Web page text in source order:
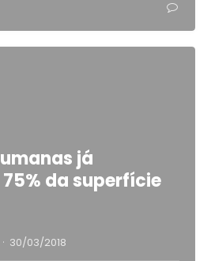
já
da superfície
· 30/03/2018